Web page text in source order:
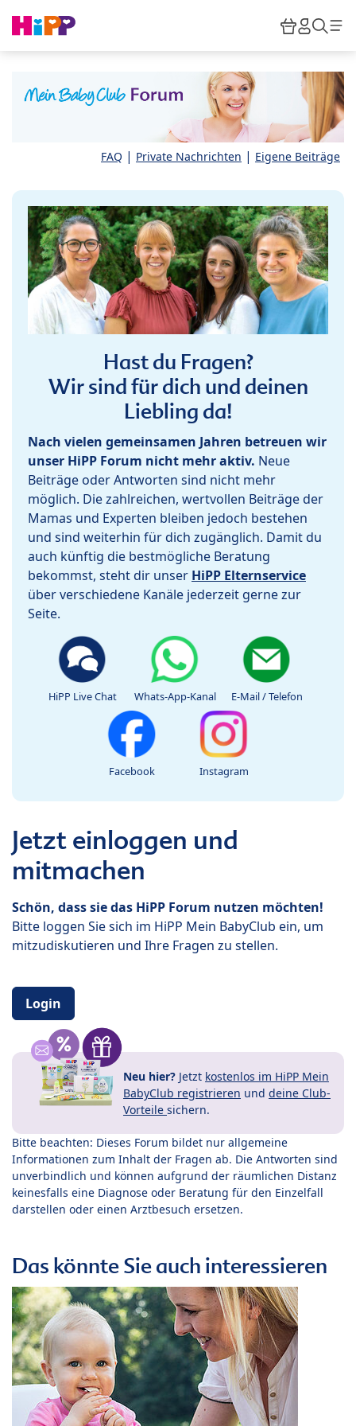
HiPP
FAQ | Private Nachrichten | Eigene Beiträge
Hast du Fragen?
Wir sind für dich und deinen
Liebling da!
Nach vielen gemeinsamen Jahren betreuen wir
unser HiPP Forum nicht mehr aktiv. Neue
Beiträge oder Antworten sind nicht mehr
möglich. Die zahlreichen, wertvollen Beiträge der
Mamas und Experten bleiben jedoch bestehen
und sind weiterhin für dich zugänglich. Damit du
auch künftig die bestmögliche Beratung
bekommst, steht dir unser HiPP Elternservice
über verschiedene Kanäle jederzeit gerne zur
Seite.
HiPP Live Chat Whats-App-Kanal E-Mail / Telefon
Facebook Instagram
Jetzt einloggen und
mitmachen
Schön, dass sie das HiPP Forum nutzen möchten!
Bitte loggen Sie sich im HiPP Mein BabyClub ein, um
mitzudiskutieren und Ihre Fragen zu stellen.
Login
Neu hier? Jetzt kostenlos im HiPP Mein
BabyClub registrieren und deine Club-
Vorteile sichern.
Bitte beachten: Dieses Forum bildet nur allgemeine
Informationen zum Inhalt der Fragen ab. Die Antworten sind
unverbindlich und können aufgrund der räumlichen Distanz
keinesfalls eine Diagnose oder Beratung für den Einzelfall
darstellen oder einen Arztbesuch ersetzen.
Das könnte Sie auch interessieren